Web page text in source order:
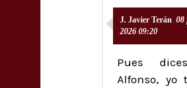
J. Javier Terán 08
2026 09:20
Pues
Alfonso, yo